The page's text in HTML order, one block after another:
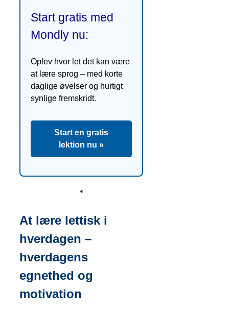
Start gratis med
Mondly nu:
Oplev hvor let det kan være
at lære sprog – med korte
daglige øvelser og hurtigt
synlige fremskridt.
Start en gratis
lektion nu »
*
At lære lettisk i
hverdagen –
hverdagens
egnethed og
motivation